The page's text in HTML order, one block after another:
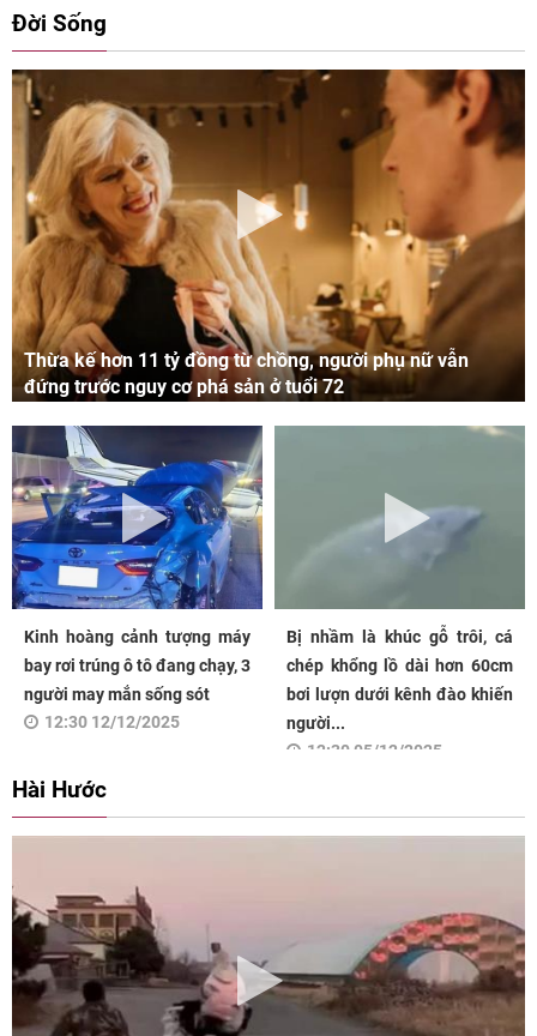
Đời Sống
Thừa kế hơn 11 tỷ đồng từ chồng, người phụ nữ vẫn
đứng trước nguy cơ phá sản ở tuổi 72
Kinh hoàng cảnh tượng máy
bay rơi trúng ô tô đang chạy, 3
người may mắn sống sót
12:30 12/12/2025
Bị nhầm là khúc gỗ trôi, cá
chép khổng lồ dài hơn 60cm
bơi lượn dưới kênh đào khiến
người...
12:30 05/12/2025
Hài Hước